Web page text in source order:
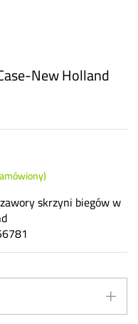
New Holland
skrzyni biegów w